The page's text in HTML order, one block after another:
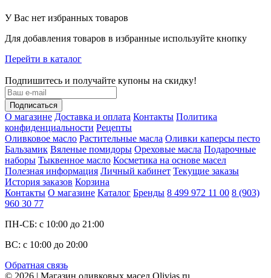
У Вас нет избранных товаров
Для добавления товаров в избранные используйте кнопку
Перейти в каталог
Подпишитесь и получайте купоны на скидку!
О магазине Доставка и оплата Контакты Политика
конфиденциальности Рецепты
Оливковое масло Растительные масла Оливки каперсы песто
Бальзамик Вяленые помидоры Ореховые масла Подарочные
наборы Тыквенное масло Косметика на основе масел
Полезная информация Личный кабинет Текущие заказы
История заказов Корзина
Контакты О магазине Каталог Бренды 8 499 972 11 00 8 (903)
960 30 77
ПН-СБ: с 10:00 до 21:00
ВС: с 10:00 до 20:00
Обратная связь
© 2026 | Магазин оливковых масел Olivias.ru